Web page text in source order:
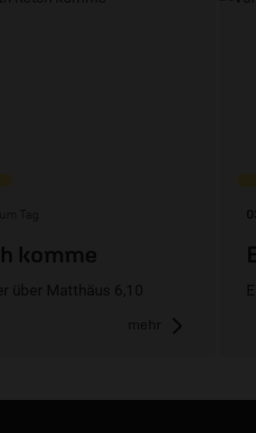
Tag
komme
über Matthäus 6,10
mehr